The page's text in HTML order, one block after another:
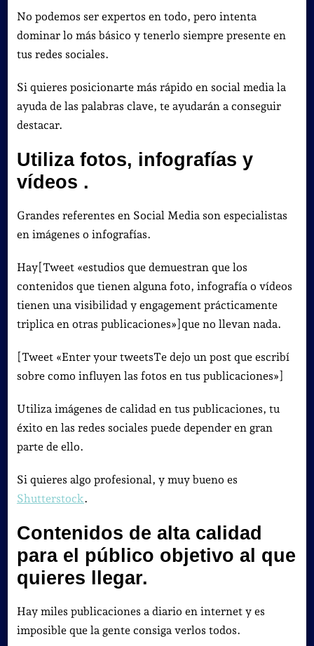
No podemos ser expertos en todo, pero intenta
dominar lo más básico y tenerlo siempre presente en
tus redes sociales.
Si quieres posicionarte más rápido en social media la
ayuda de las palabras clave, te ayudarán a conseguir
destacar.
Utiliza fotos, infografías y
vídeos .
Grandes referentes en Social Media son especialistas
en imágenes o infografías.
Hay[Tweet «estudios que demuestran que los
contenidos que tienen alguna foto, infografía o vídeos
tienen una visibilidad y engagement prácticamente
triplica en otras publicaciones»]que no llevan nada.
[Tweet «Enter your tweetsTe dejo un post que escribí
sobre como influyen las fotos en tus publicaciones»]
Utiliza imágenes de calidad en tus publicaciones, tu
éxito en las redes sociales puede depender en gran
parte de ello.
Si quieres algo profesional, y muy bueno es
Shutterstock.
Contenidos de alta calidad
para el público objetivo al que
quieres llegar.
Hay miles publicaciones a diario en internet y es
imposible que la gente consiga verlos todos.